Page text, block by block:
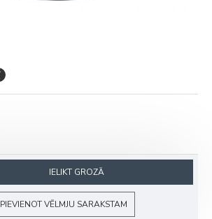
IELIKT GROZĀ
PIEVIENOT VĒLMJU SARAKSTAM